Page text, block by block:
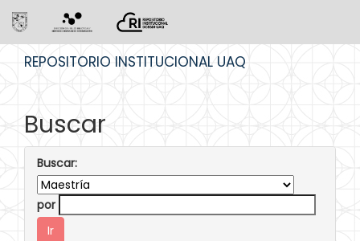
REPOSITORIO INSTITUCIONAL UAQ
Buscar
Buscar:
por